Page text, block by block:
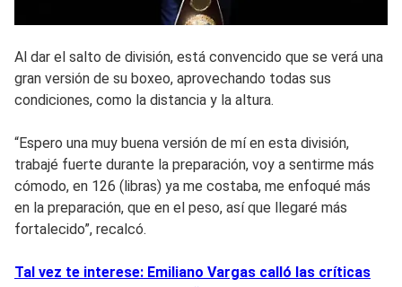
Al dar el salto de división, está convencido que se verá una
gran versión de su boxeo, aprovechando todas sus
condiciones, como la distancia y la altura.
“Espero una muy buena versión de mí en esta división,
trabajé fuerte durante la preparación, voy a sentirme más
cómodo, en 126 (libras) ya me costaba, me enfoqué más
en la preparación, que en el peso, así que llegaré más
fortalecido”, recalcó.
Tal vez te interese: Emiliano Vargas calló las críticas